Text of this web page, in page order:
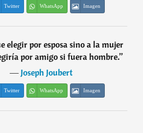
Twitter WhatsApp Imagen
elegir por esposa sino a la mujer
por amigo si fuera hombre.”
―Joseph Joubert
Twitter WhatsApp Imagen